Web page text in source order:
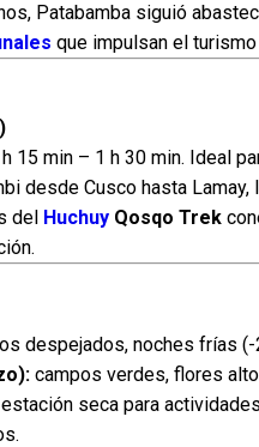
Patabamba siguió
que impulsan el
15 min – 1 h 30 min. Ideal
desde Cusco hasta Lamay,
del Huchuy Qosqo Trek
despejados, noches frías (-
campos verdes, flores
seca para